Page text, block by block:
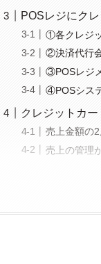
POSレジにク
①各クレジ
②決済代行
③POSレジ
④POSシス
クレジットカ
売上金額の
売上の管理